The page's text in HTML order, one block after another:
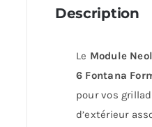
Description
Le Module
6 Fontana
pour vos
d’extérieur